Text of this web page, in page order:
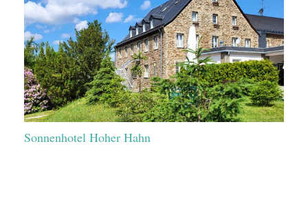
Sonnenhotel Hoher Hahn